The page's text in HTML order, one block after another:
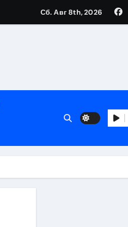
Сб. Авг 8th, 2026